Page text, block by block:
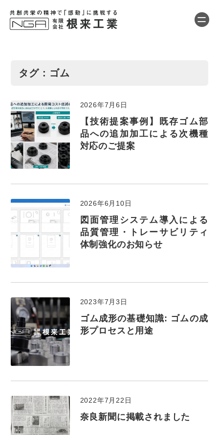
タグ : ゴム
2026年7月6日
【技術提案事例】既存ゴム部
品への追加加工による次機種
対応のご提案
2026年6月10日
図面管理システム導入による
品質管理・トレーサビリティ
体制強化のお知らせ
2023年7月3日
ゴム成形の基礎知識: ゴムの成
形プロセスと用途
2022年7月22日
奈良新聞に掲載されました